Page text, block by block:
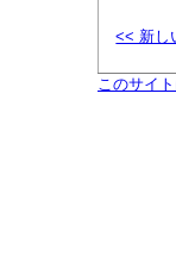
<< 新し
このサイ